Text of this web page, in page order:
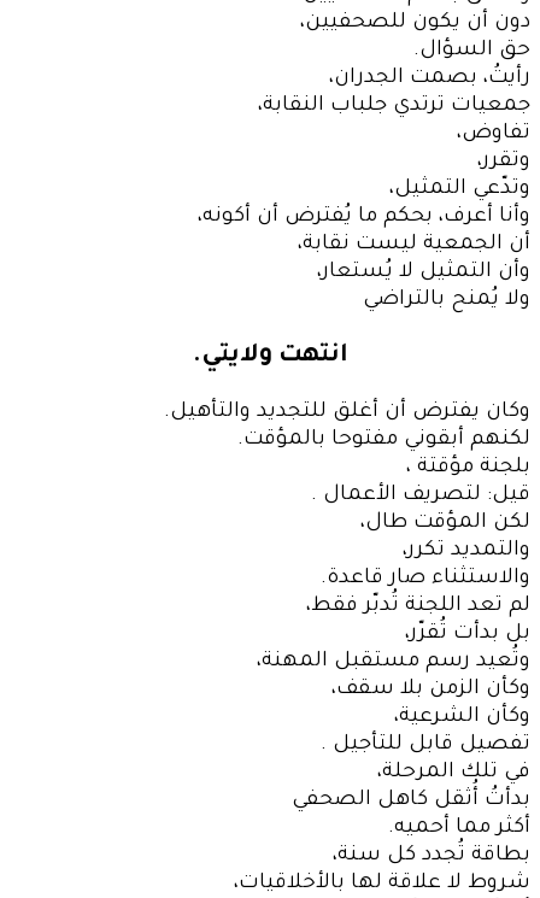
دون أن يكون للصحفيين،
حق السؤال.
رأيتُ، بصمت الجدران،
جمعيات ترتدي جلباب النقابة،
تفاوض،
وتقرر،
وتدّعي التمثيل،
وأنا أعرف، بحكم ما يُفترض أن أكونه،
أن الجمعية ليست نقابة،
وأن التمثيل لا يُستعار،
ولا يُمنح بالتراضي
انتهت ولايتي.
وكان يفترض أن أغلق للتجديد والتأهيل.
لكنهم أبقوني مفتوحا بالمؤقت.
بلجنة مؤقتة ،
قيل: لتصريف الأعمال .
لكن المؤقت طال،
والتمديد تكرر،
والاستثناء صار قاعدة.
لم تعد اللجنة تُدبّر فقط،
بل بدأت تُقرّر،
وتُعيد رسم مستقبل المهنة،
وكأن الزمن بلا سقف،
وكأن الشرعية،
تفصيل قابل للتأجيل .
في تلك المرحلة،
بدأتُ أُثقل كاهل الصحفي
أكثر مما أحميه.
بطاقة تُجدد كل سنة،
شروط لا علاقة لها بالأخلاقيات،